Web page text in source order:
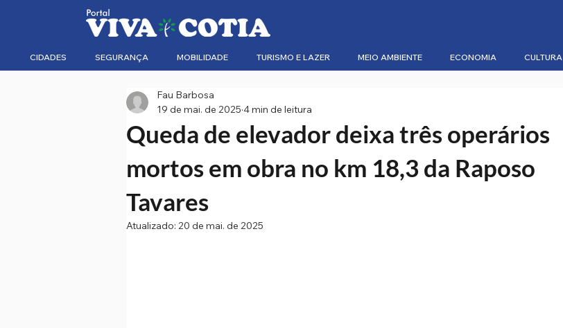
CIDADES SEGURANÇA MOBILIDADE TURISMO E LAZER MEIO AMBIENTE ECONOMIA CULTURA
Queda de elevador deixa três operários
mortos em obra no km 18,3 da Raposo
Tavares
Fau Barbosa
19 de mai. de 2025 4 min de leitura
Atualizado: 20 de mai. de 2025